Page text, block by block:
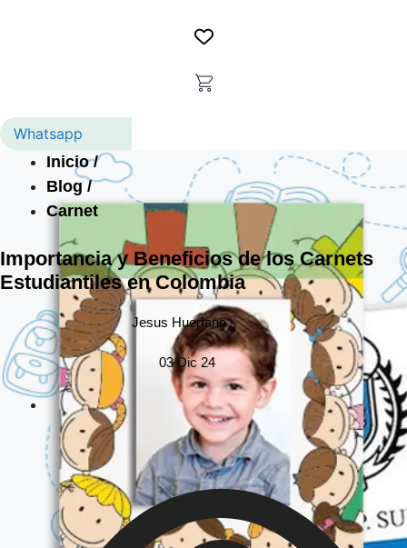
Whatsapp
Inicio /
Blog /
Carnet
Importancia y Beneficios de los Carnets
Estudiantiles en Colombia
Jesus Huerfano -
03 Dic 24